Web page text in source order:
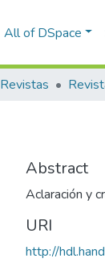
All of DSpace
Revistas
Abstract
Aclaración y
URI
http://